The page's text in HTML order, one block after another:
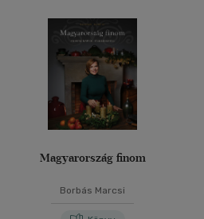
Magyarország finom
Borbás Marcsi